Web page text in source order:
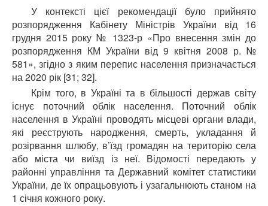
У контексті цієї рекомендації було прийнято
розпорядження Кабінету Міністрів України від 16
грудня 2015 року № 1323-р «Про внесення змін до
розпорядження КМ України від 9 квітня 2008 р. №
581», згідно з яким перепис населення призначається
на 2020 рік [31; 32].
Крім того, в Україні та в більшості держав світу
існує поточний облік населення. Поточний облік
населення в Україні проводять місцеві органи влади,
які реєструють народження, смерть, укладання й
розірвання шлюбу, в’їзд громадян на територію села
або міста чи виїзд із неї. Відомості передають у
районні управління та Державний комітет статистики
України, де їх опрацьовують і узагальнюють станом на
1 січня кожного року.